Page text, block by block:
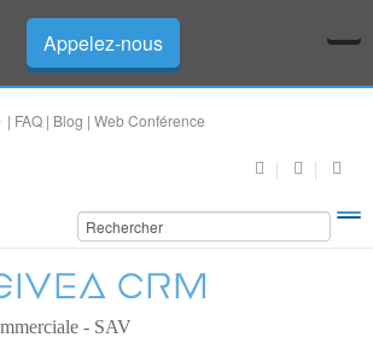
Appelez-nous
| FAQ | Blog | Web Conférence
- SAV